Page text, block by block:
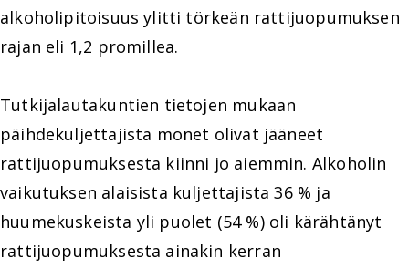
alkoholipitoisuus ylitti törkeän rattijuopumuksen
rajan eli 1,2 promillea.
Tutkijalautakuntien tietojen mukaan
päihdekuljettajista monet olivat jääneet
rattijuopumuksesta kiinni jo aiemmin. Alkoholin
vaikutuksen alaisista kuljettajista 36 % ja
huumekuskeista yli puolet (54 %) oli kärähtänyt
rattijuopumuksesta ainakin kerran